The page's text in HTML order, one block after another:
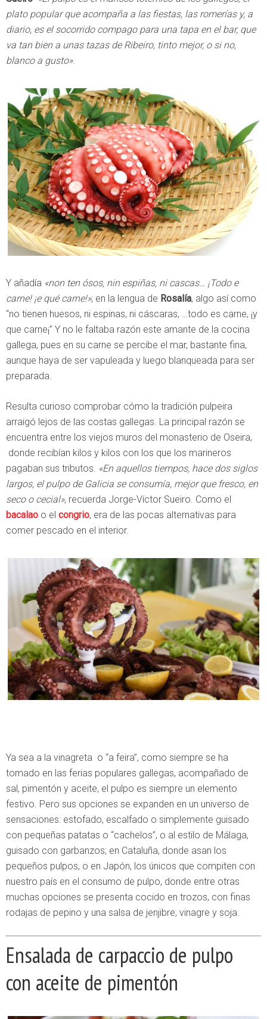
plato popular que acompaña a las fiestas, las romerías y, a
diario, es el socorrido compago para una tapa en el bar, que
va tan bien a unas tazas de Ribeiro, tinto mejor, o si no,
blanco a gusto».
Y añadía «non ten ósos, nin espiñas, ni cascas… ¡Todo e
carne! ¡e qué carne!»; en la lengua de Rosalía, algo así como
“no tienen huesos, ni espinas, ni cáscaras, …todo es carne, ¡y
que carne¡” Y no le faltaba razón este amante de la cocina
gallega, pues en su carne se percibe el mar, bastante fina,
aunque haya de ser vapuleada y luego blanqueada para ser
preparada.
Resulta curioso comprobar cómo la tradición pulpeira
arraigó lejos de las costas gallegas. La principal razón se
encuentra entre los viejos muros del monasterio de Oseira,
donde recibían kilos y kilos con los que los marineros
pagaban sus tributos. «En aquellos tiempos, hace dos siglos
largos, el pulpo de Galicia se consumía, mejor que fresco, en
seco o cecial», recuerda Jorge-Víctor Sueiro. Como el
bacalao o el congrio, era de las pocas alternativas para
comer pescado en el interior.
Ya sea a la vinagreta o “a feira”, como siempre se ha
tomado en las ferias populares gallegas, acompañado de
sal, pimentón y aceite, el pulpo es siempre un elemento
festivo. Pero sus opciones se expanden en un universo de
sensaciones: estofado, escalfado o simplemente guisado
con pequeñas patatas o “cachelos”, o al estilo de Málaga,
guisado con garbanzos; en Cataluña, donde asan los
pequeños pulpos, o en Japón, los únicos que compiten con
nuestro país en el consumo de pulpo, donde entre otras
muchas opciones se presenta cocido en trozos, con finas
rodajas de pepino y una salsa de jenjibre, vinagre y soja.
Ensalada de carpaccio de pulpo
con aceite de pimentón